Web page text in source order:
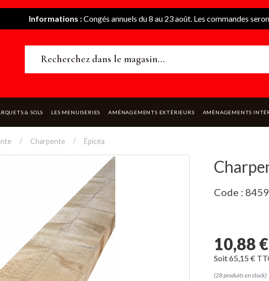
Informations :Congés annuels du 8 au 23 août. Les commandes
& SOLS LES MENUISERIES AMÉNAGEMENTS EXTÉRIEURS AMÉNAGEMENTS
Charpente Épicéa
Code : 8459
10,88
Soit 65,15 €
(28 produits en stock)